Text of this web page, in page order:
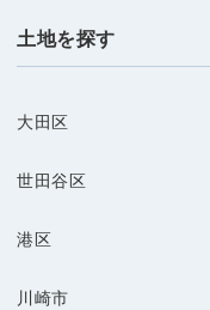
土地を探す
大田区
世田谷区
港区
川崎市